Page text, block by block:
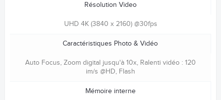
Résolution Video
UHD 4K (3840 x 2160) @30fps
Caractéristiques Photo & Vidéo
Auto Focus, Zoom digital jusqu'à 10x, Ralenti vidéo : 120
im/s @HD, Flash
Mémoire interne